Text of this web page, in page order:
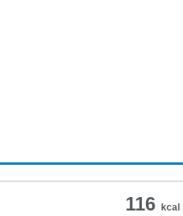
116 kcal